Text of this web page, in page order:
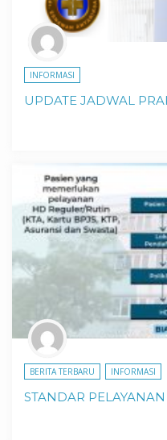
INFORMASI
UPDATE JADWAL
BERITA TERBARU INFORMASI
STANDAR